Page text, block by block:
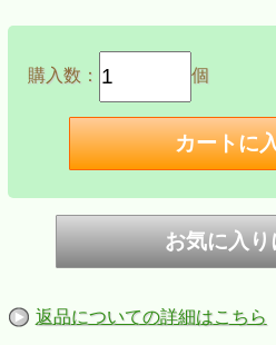
購入数： 個
返品についての詳細はこちら